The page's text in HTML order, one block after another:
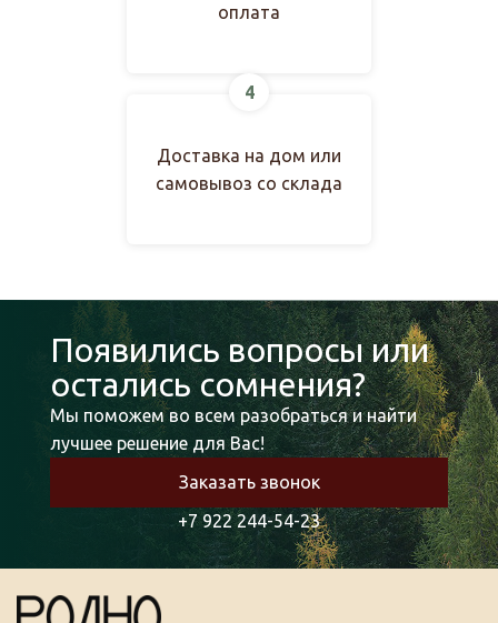
оплата
4
Доставка на дом или
самовывоз со склада
Появились вопросы или
остались сомнения?
Мы поможем во всем разобраться и найти
лучшее решение для Вас!
Заказать звонок
+7 922 244-54-23